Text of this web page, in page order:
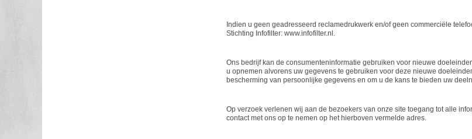
Indien u geen geadresseerd reclamedrukwerk en/of geen commerciële
Stichting Infofilter: www.infofilter.nl.
Ons bedrijf kan de consumenteninformatie gebruiken voor nieuwe
u opnemen alvorens uw gegevens te gebruiken voor deze nieuwe
bescherming van persoonlijke gegevens en om u de kans te bieden uw
Op verzoek verlenen wij aan de bezoekers van onze site toegang tot alle
contact met ons op te nemen op het hierboven vermelde adres.